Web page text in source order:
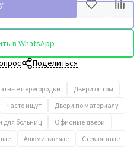
в WhatsApp
Поделиться
перегородки
Двери оптом
Часто ищут
Двери по материалу
для больниц
Офисные двери
Алюминиевые
Стеклянные